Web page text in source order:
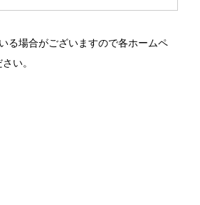
る場合がございますので各ホームペ
い。